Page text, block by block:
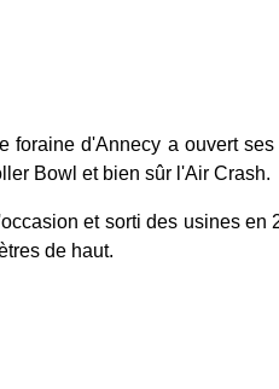
foraine d'Annecy a ouvert
Bowl et bien sûr l'Air Crash.
et sorti des usines en
de haut.